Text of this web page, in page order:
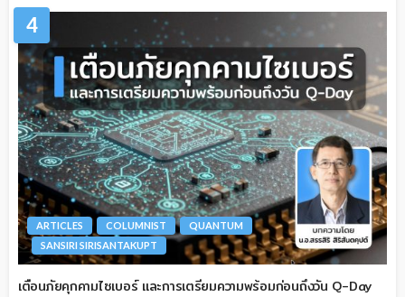
4
ARTICLES COLUMNIST
QUANTUM
SANSIRI SIRISANTAKUPT
เตือนภัยคุกคามไซเบอร์ และการเตรียมความพร้อมก่อนถึงวัน Q-Day